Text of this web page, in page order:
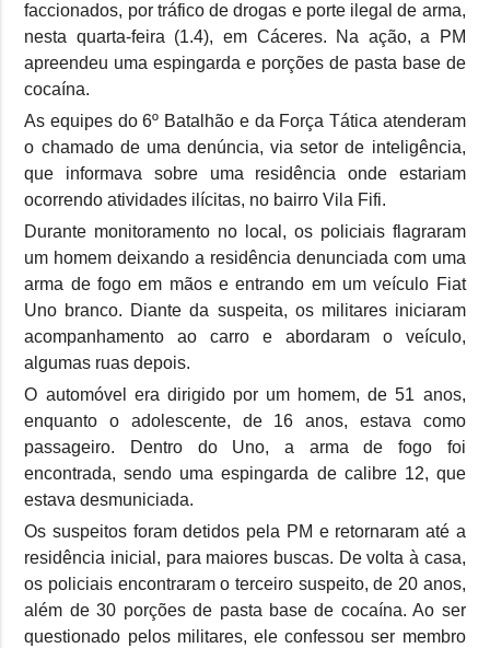
faccionados, por tráfico de drogas e porte ilegal de arma,
nesta quarta-feira (1.4), em Cáceres. Na ação, a PM
apreendeu uma espingarda e porções de pasta base de
cocaína.
As equipes do 6º Batalhão e da Força Tática atenderam
o chamado de uma denúncia, via setor de inteligência,
que informava sobre uma residência onde estariam
ocorrendo atividades ilícitas, no bairro Vila Fifi.
Durante monitoramento no local, os policiais flagraram
um homem deixando a residência denunciada com uma
arma de fogo em mãos e entrando em um veículo Fiat
Uno branco. Diante da suspeita, os militares iniciaram
acompanhamento ao carro e abordaram o veículo,
algumas ruas depois.
O automóvel era dirigido por um homem, de 51 anos,
enquanto o adolescente, de 16 anos, estava como
passageiro. Dentro do Uno, a arma de fogo foi
encontrada, sendo uma espingarda de calibre 12, que
estava desmuniciada.
Os suspeitos foram detidos pela PM e retornaram até a
residência inicial, para maiores buscas. De volta à casa,
os policiais encontraram o terceiro suspeito, de 20 anos,
além de 30 porções de pasta base de cocaína. Ao ser
questionado pelos militares, ele confessou ser membro